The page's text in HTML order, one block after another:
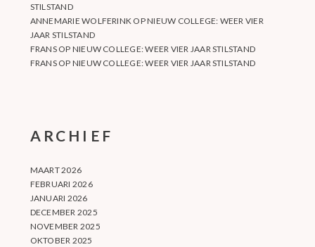
STILSTAND
ANNEMARIE WOLFERINK OPNIEUW COLLEGE: WEER VIER
JAAR STILSTAND
FRANSOP NIEUW COLLEGE: WEER VIER JAAR STILSTAND
FRANSOP NIEUW COLLEGE: WEER VIER JAAR STILSTAND
ARCHIEF
MAART 2026
FEBRUARI 2026
JANUARI 2026
DECEMBER 2025
NOVEMBER 2025
OKTOBER 2025